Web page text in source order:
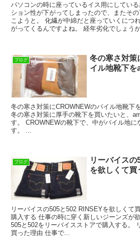
パソコンの時に座っているイス用にしてい
ション性が下がってしまったので、またそ
こようと。 化繊が中綿だと座っていくにつ
がってくるんですよね。 経年劣化でしょうが
ブログ
冬の寒さ対策
イル地靴下を
冬の寒さ対策にCROWNEWのパイル地靴下
冬の寒さ対策に厚手の靴下を買いたいと、
す。 CROWNEWの靴下で、中がパイル地
す。 ...
ブログ
リーバイス
を欲しくて買
リーバイスの505と502 RINSEYを欲しくて
購入する 仕事の時に穿く新しいジーンズが
505と502をリーバイスストアで購入する。
買った理由 仕事で...